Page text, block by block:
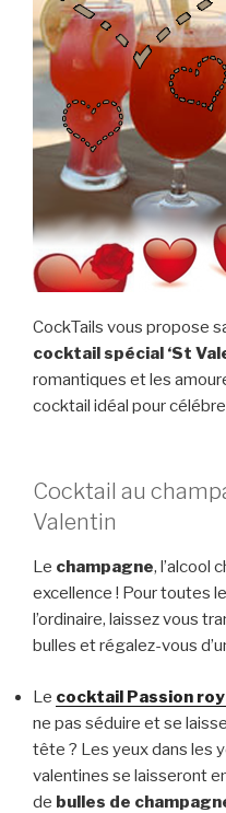
CockTails vous propose
cocktail spécial ‘St
romantiques et les
cocktail idéal pour
Cocktail au
Valentin
Le champagne, l’alcool
excellence ! Pour toutes
l’ordinaire, laissez vous
bulles et régalez-vous
Le cocktail Passion
ne pas séduire et se
tête ? Les yeux dans les
valentines se laisseront
de bulles de